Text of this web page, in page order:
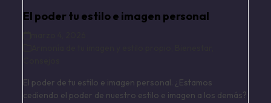
El poder tu estilo e imagen personal
El poder de tu estilo e imagen personal. ¿Estamos
cediendo el poder de nuestro estilo e imagen a los demás?